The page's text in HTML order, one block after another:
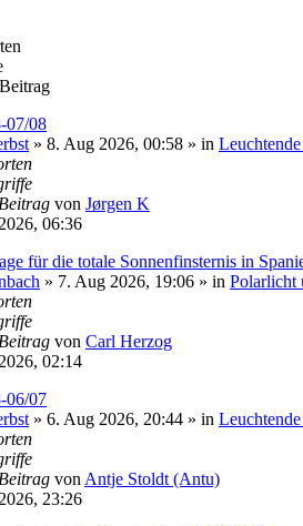
07/08
» 8. Aug 2026, 00:58 » in
von Jørgen K
06:36
für die totale Sonnenfinsternis in
» 7. Aug 2026, 19:06 » in Polarlicht
von Carl Herzog
02:14
06/07
» 6. Aug 2026, 20:44 » in
von Antje Stoldt (Antu)
23:26